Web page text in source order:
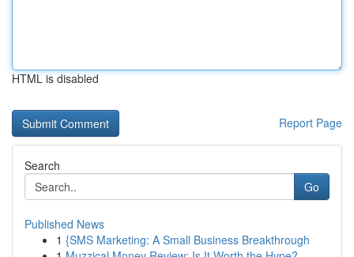
HTML is disabled
Report Page
Search
Go
Published News
1 {SMS Marketing: A Small Business Breakthrough